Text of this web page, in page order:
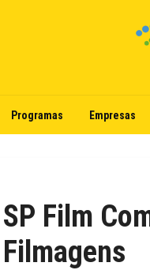
Programas Empresas
SP Film
Filmagens